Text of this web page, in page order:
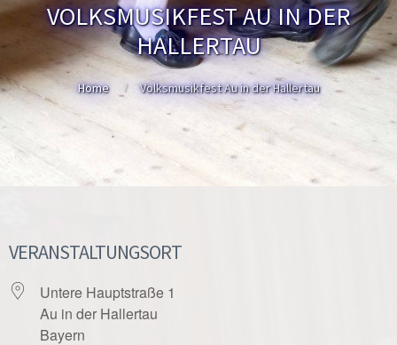
VOLKSMUSIKFEST AU IN DER
HALLERTAU
Home Volksmusikfest Au in der Hallertau
VERANSTALTUNGSORT
Untere Hauptstraße 1
Au in der Hallertau
Bayern